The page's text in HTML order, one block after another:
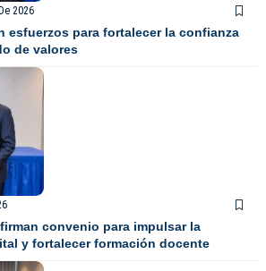
2026
esfuerzos para fortalecer la confianza
de valores
convenio para impulsar la
y fortalecer formación docente